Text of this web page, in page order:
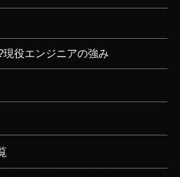
役エンジニアの強み